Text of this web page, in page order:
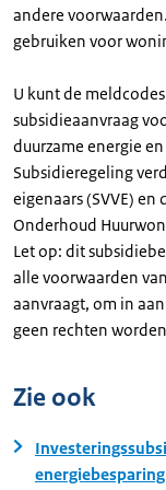
andere
gebruiken voor
U kunt de
subsidieaanvraag
duurzame energie
Subsidieregeling
eigenaars (SVVE)
Onderhoud
Let op: dit
alle voorwaarden
aanvraagt, om in
geen rechten
Zie ook
energiebesparing